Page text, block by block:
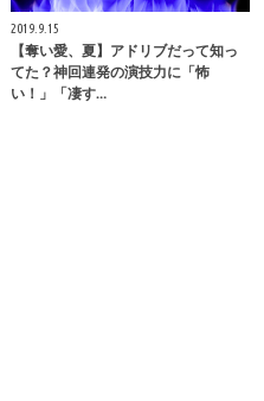
2019.9.15
【奪い愛、夏】アドリブだって知っ
てた？神回連発の演技力に「怖
い！」「凄す…